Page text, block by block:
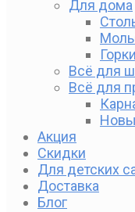
Для дома
Всё для
Всё для
Акция
Скидки
Для детских
Доставка
Блог